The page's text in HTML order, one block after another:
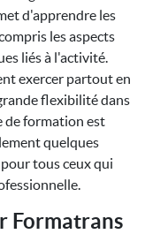
d'apprendre les
les aspects
liés à l'activité.
exercer partout en
flexibilité dans
de formation est
quelques
tous ceux qui
Formatrans